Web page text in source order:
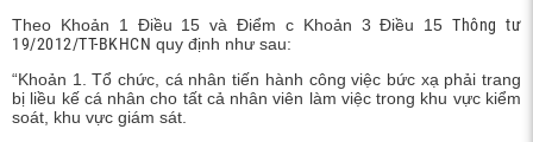
xạ,
Theo Khoản 1 Điều 15 và Điểm c Khoản 3 Điều 15Thông tư
19/2012/TT-BKHCN quy định như sau:
“Khoản 1. Tổ chức, cá nhân tiến hành công việc bức xạ phải trang
bị liều kế cá nhân cho tất cả nhân viên làm việc trong khu vực kiểm
soát, khu vực giám sát.